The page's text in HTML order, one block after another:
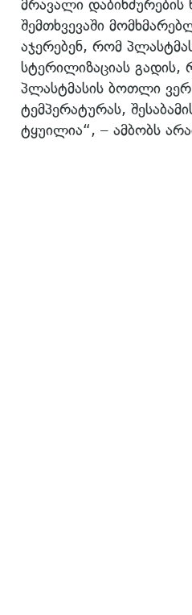
მრავალი დაბინძურების
შემთხვევაში
აჯერებენ, რომ
სტერილიზაციას გადის,
პლასტმასის ბოთლი
ტემპერატურას,
ტყუილია“, – ამბობს